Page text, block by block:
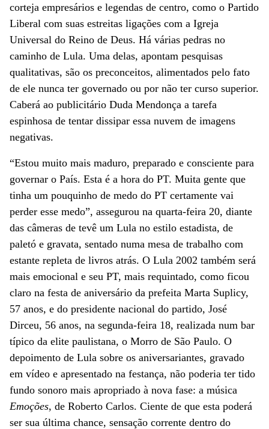
corteja empresários e legendas de centro, como o Partido
Liberal com suas estreitas ligações com a Igreja
Universal do Reino de Deus. Há várias pedras no
caminho de Lula. Uma delas, apontam pesquisas
qualitativas, são os preconceitos, alimentados pelo fato
de ele nunca ter governado ou por não ter curso superior.
Caberá ao publicitário Duda Mendonça a tarefa
espinhosa de tentar dissipar essa nuvem de imagens
negativas.
“Estou muito mais maduro, preparado e consciente para
governar o País. Esta é a hora do PT. Muita gente que
tinha um pouquinho de medo do PT certamente vai
perder esse medo”, assegurou na quarta-feira 20, diante
das câmeras de tevê um Lula no estilo estadista, de
paletó e gravata, sentado numa mesa de trabalho com
estante repleta de livros atrás. O Lula 2002 também será
mais emocional e seu PT, mais requintado, como ficou
claro na festa de aniversário da prefeita Marta Suplicy,
57 anos, e do presidente nacional do partido, José
Dirceu, 56 anos, na segunda-feira 18, realizada num bar
típico da elite paulistana, o Morro de São Paulo. O
depoimento de Lula sobre os aniversariantes, gravado
em vídeo e apresentado na festança, não poderia ter tido
fundo sonoro mais apropriado à nova fase: a música
Emoções, de Roberto Carlos. Ciente de que esta poderá
ser sua última chance, sensação corrente dentro do